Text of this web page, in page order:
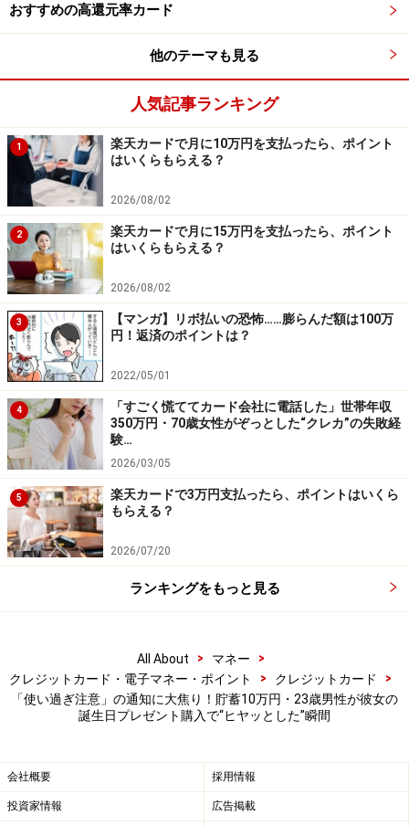
※回答者のコメントは原文のまま記載しています。
な項目」のみを記載しています。回答に含まれない社会
保険料や税金、民間の保険料、不定期な支出、使途不明
金などは考慮されていないため、収支合計が一致しない
場合があります。
※本記事で紹介している人物のプロフィールや数値など
は、プライバシー保護のため編集部で一部改変している
場合があります。
※記事内容は執筆時点のものです。最新の内容をご確認くださ
い。
本記事の内容は一般的な情報提供を目的としており、特定の金融
商品や投資行動を推奨するものではありません。
投資や資産運用に関する最終的なご判断はご自身の責任において
行ってください。
掲載情報の正確性・完全性については十分に配慮しております
が、その内容を保証するものではなく、これに基づく損失・損害
などについて当社は一切の責任を負いません。
最新の情報や詳細については、必ず各金融機関やサービス提供者
の公式情報をご確認ください。
【編集部からのお知らせ】
・「家計」について、アンケート（2026/8/31まで）を実施
中です！
※抽選で20名にAmazonギフト券1000円分プレゼント
※謝礼付きの限定アンケートやモニター企画に参加が可能に
おすすめの高還元率カード
他のテーマも見る
人気記事ランキング
1
楽天カードで月に10万円を支払ったら、ポイント
はいくらもらえる？
2026/08/02
2
楽天カードで月に15万円を支払ったら、ポイント
はいくらもらえる？
2026/08/02
3
【マンガ】リボ払いの恐怖……膨らんだ額は100万
円！返済のポイントは？
2022/05/01
4
「すごく慌ててカード会社に電話した」世帯年収
350万円・70歳女性がぞっとした“クレカ”の失敗経
験…
2026/03/05
5
楽天カードで3万円支払ったら、ポイントはいくら
もらえる？
2026/07/20
ランキングをもっと見る
All About > マネー
>
クレジットカード・電子マネー・ポイント
> クレジットカード
>
「使い過ぎ注意」の通知に大焦り！貯蓄10万円・23歳男性が彼女の
誕生日プレゼント購入で“ヒヤッとした”瞬間
会社概要 採用情報
投資家情報 広告掲載